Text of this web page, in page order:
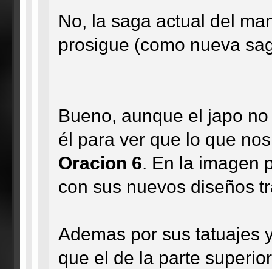
No, la saga actual del
prosigue (como nueva
Bueno, aunque el japo
él para ver que lo que
Oracion 6. En la imagen
con sus nuevos diseños
Ademas por sus tatuajes
que el de la parte